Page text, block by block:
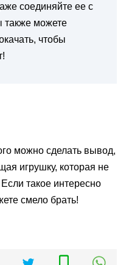
соединяйте ее с
также можете
чтобы
можно сделать вывод,
игрушку, которая не
такое интересно
смело брать!